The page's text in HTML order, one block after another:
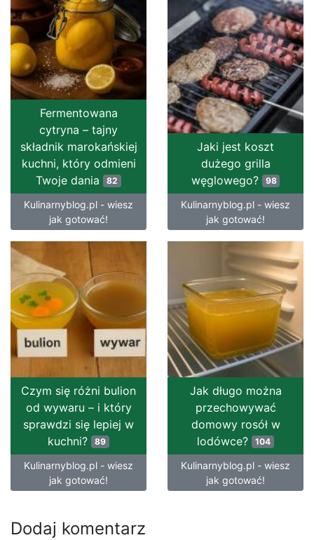
Fermentowana
cytryna – tajny
składnik marokańskiej
kuchni, który odmieni
Twoje dania 82
Kulinarnyblog.pl - wiesz
jak gotować!
Jaki jest koszt
dużego grilla
węglowego?
98
Kulinarnyblog.pl - wiesz
jak gotować!
Czym się różni bulion
od wywaru – i który
sprawdzi się lepiej w
kuchni? 89
Kulinarnyblog.pl - wiesz
jak gotować!
Jak długo można
przechowywać
domowy rosół w
lodówce? 104
Kulinarnyblog.pl - wiesz
jak gotować!
Dodaj komentarz